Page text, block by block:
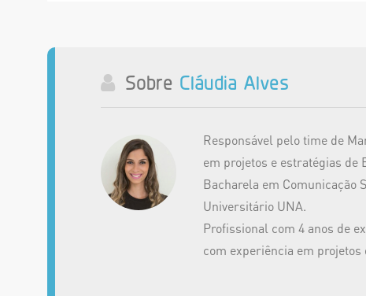
Sobre Cláudia Alves
Responsável pelo time de
em projetos e estratégias de
Bacharela em Comunicação
Universitário UNA.
Profissional com 4 anos de
com experiência em